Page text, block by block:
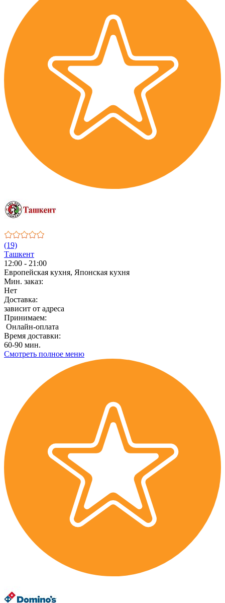
(19)
Ташкент
12:00 - 21:00
Европейская кухня, Японская кухня
Мин. заказ:
Нет
Доставка:
зависит от адреса
Принимаем:
Онлайн-оплата
Время доставки:
60-90 мин.
Смотреть полное меню